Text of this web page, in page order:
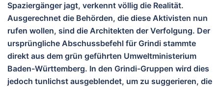
Spaziergänger jagt, verkennt völlig die Realität.
Ausgerechnet die Behörden, die diese Aktivisten nun
rufen wollen, sind die Architekten der Verfolgung. Der
ursprüngliche Abschussbefehl für Grindi stammte
direkt aus dem grün geführten Umweltministerium
Baden-Württemberg. In den Grindi-Gruppen wird dies
jedoch tunlichst ausgeblendet, um zu suggerieren, die